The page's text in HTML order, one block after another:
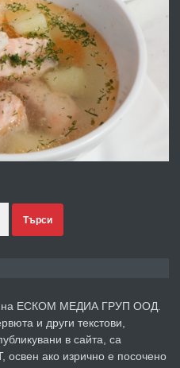
преди 1 година
зеленчукорезачка
и дома
преди 1 година
Асеновград
преди 2 години
Търси
на ЕСКОМ МЕДИА ГРУП ООД.
и други текстови,
в сайта, са
освен ако изрично е посочено